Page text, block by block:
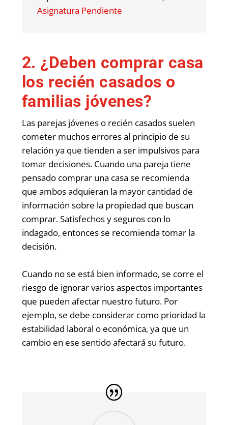
Asignatura Pendiente
2. ¿Deben comprar casa
los recién casados o
familias jóvenes?
Las parejas jóvenes o recién casados suelen
cometer muchos errores al principio de su
relación ya que tienden a ser impulsivos para
tomar decisiones. Cuando una pareja tiene
pensado comprar una casa se recomienda
que ambos adquieran la mayor cantidad de
información sobre la propiedad que buscan
comprar. Satisfechos y seguros con lo
indagado, entonces se recomienda tomar la
decisión.
Cuando no se está bien informado, se corre el
riesgo de ignorar varios aspectos importantes
que pueden afectar nuestro futuro. Por
ejemplo, se debe considerar como prioridad la
estabilidad laboral o económica, ya que un
cambio en ese sentido afectará su futuro.